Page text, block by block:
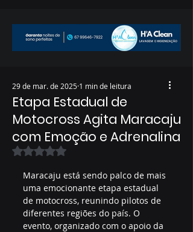
Etapa Estadual de
Motocross Agita Maracaju
com Emoção e Adrenalina
29 de mar. de 2025 1 min de leitura
Avaliado com NaN de 5 estrelas.
Maracaju está sendo palco de mais
uma emocionante etapa estadual
de motocross, reunindo pilotos de
diferentes regiões do país. O
evento, organizado com o apoio da